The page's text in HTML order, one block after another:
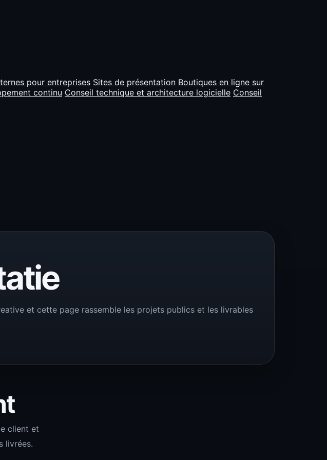
pour entreprises Sites de présentation Boutiques en ligne sur
continu Conseil technique et architecture logicielle Conseil
et cette page rassemble les projets publics et les livrables
client et
livrées.